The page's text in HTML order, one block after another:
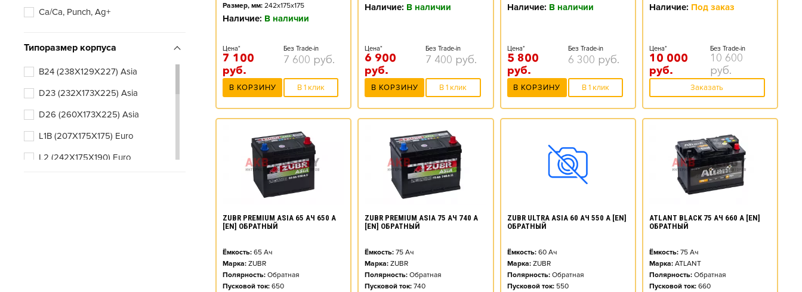
Ca/Ca, Punch, Ag+
Типоразмер корпуса
B24 (238X129X227) Asia
D23 (232X173X225) Asia
D26 (260X173X225) Asia
L1B (207X175X175) Euro
L2 (242X175X190) Euro
Размер, мм: 242x175x175
Наличие: В наличии
Цена*
7 100
руб.
Без Trade-in
7 600 руб.
В КОРЗИНУ В 1 клик
Наличие: В наличии
Цена*
6 900
руб.
Без Trade-in
7 400 руб.
В КОРЗИНУ В 1 клик
Наличие: В наличии
Цена*
5 800
руб.
Без Trade-in
6 300 руб.
В КОРЗИНУ В 1 клик
Наличие: Под заказ
Цена*
10 000
руб.
Без Trade-in
10 600
руб.
Заказать
ZUBR PREMIUM ASIA 65 АЧ 650 А
[EN] ОБРАТНЫЙ
Ёмкость: 65 Ач
Марка: ZUBR
Полярность: Обратная
Пусковой ток: 650
ZUBR PREMIUM ASIA 75 АЧ 740 А
[EN] ОБРАТНЫЙ
Ёмкость: 75 Ач
Марка: ZUBR
Полярность: Обратная
Пусковой ток: 740
ZUBR ULTRA ASIA 60 АЧ 550 А [EN]
ОБРАТНЫЙ
Ёмкость: 60Ач
Марка: ZUBR
Полярность: Обратная
Пусковой ток: 550
ATLANT BLACK 75 АЧ 660 А [EN]
ОБРАТНЫЙ
Ёмкость: 75Ач
Марка: ATLANT
Полярность: Обратная
Пусковой ток: 660